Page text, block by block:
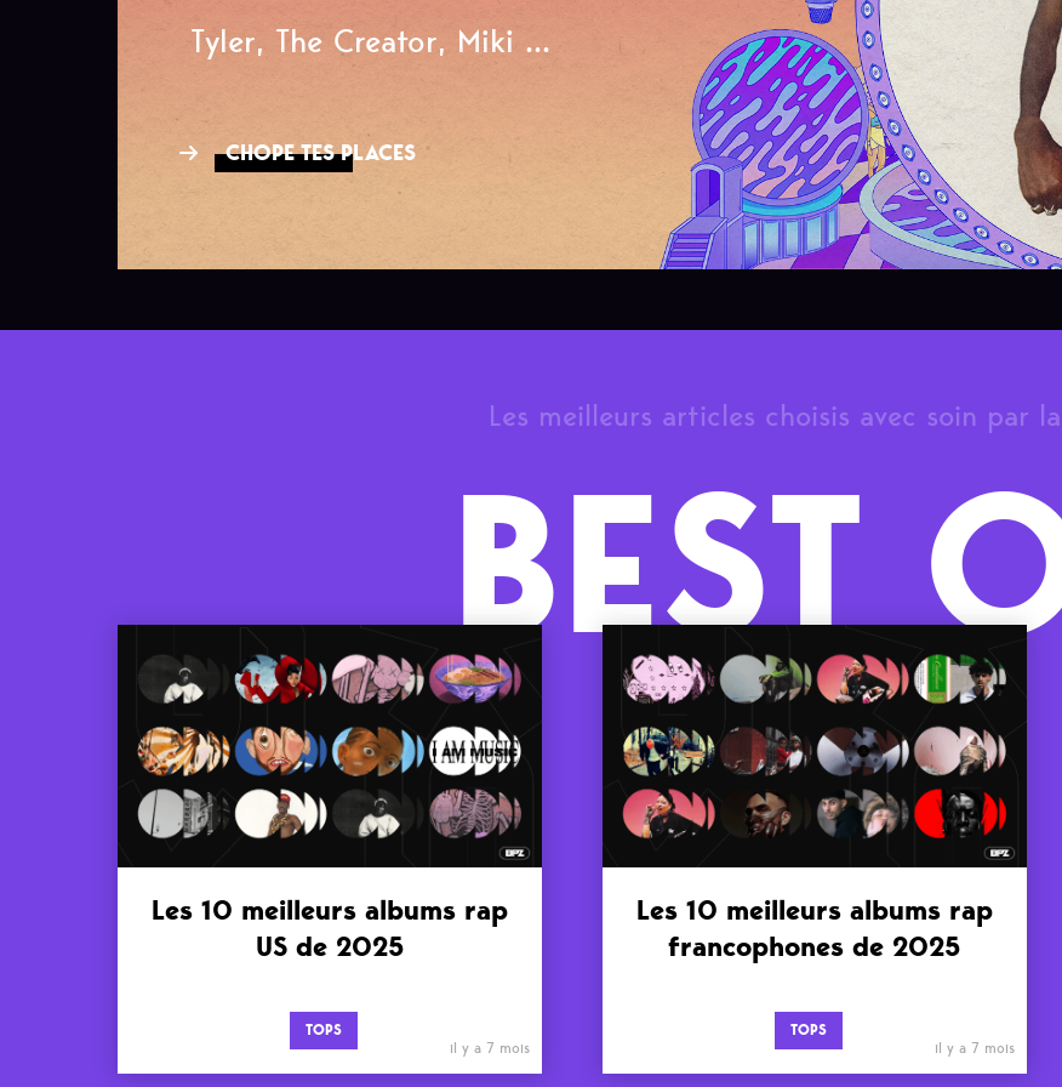
Tyler, The Creator, Miki ...
CHOPE TES PLACES
Les meilleurs articles choisis avec soin par
BEST
Les 10 meilleurs albums rap
US de 2025
TOPS
il y a 7 mois
Les 10 meilleurs albums rap
francophones de 2025
TOPS
il y a 7 mois